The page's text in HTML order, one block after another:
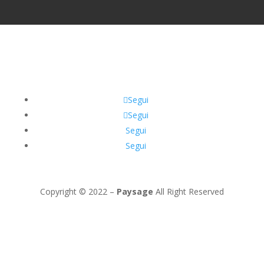
Segui
Segui
Segui
Segui
Copyright © 2022 – Paysage All Right Reserved